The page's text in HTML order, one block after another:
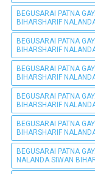
BEGUSARAI PATNA
BIHARSHARIF
BEGUSARAI PATNA
BIHARSHARIF
BEGUSARAI PATNA
BIHARSHARIF
BEGUSARAI PATNA
BIHARSHARIF
BEGUSARAI PATNA
BIHARSHARIF
BEGUSARAI PATNA
NALANDA SIWAN